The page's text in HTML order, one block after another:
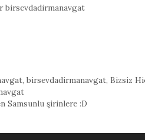
birsevdadirmanavgat
,birsevdadirmanavgat, Bizsiz
Samsunlu şirinlere :D